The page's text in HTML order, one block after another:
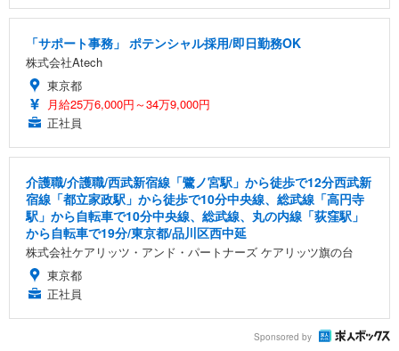
「サポート事務」 ポテンシャル採用/即日勤務OK
株式会社Atech
東京都
月給25万6,000円～34万9,000円
正社員
介護職/介護職/西武新宿線「鷺ノ宮駅」から徒歩で12分西武新
宿線「都立家政駅」から徒歩で10分中央線、総武線「高円寺
駅」から自転車で10分中央線、総武線、丸の内線「荻窪駅」
から自転車で19分/東京都/品川区西中延
株式会社ケアリッツ・アンド・パートナーズ ケアリッツ旗の台
東京都
正社員
Sponsored by